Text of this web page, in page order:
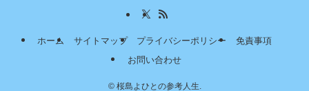
ホーム サイトマップ プライバシーポリシー
免責事項
お問い合わせ
©桜島よひとの参考人生.